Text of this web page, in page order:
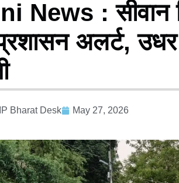
News : सीवान
अलर्ट, उधर
Bharat Desk May 27, 2026